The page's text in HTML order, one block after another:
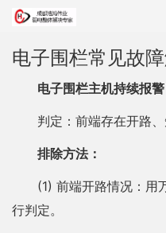
电子围栏常见故
电子围栏主机持续报警
判定：前端存在开路
排除方法：
(1) 前端开路情况：用
行判定。